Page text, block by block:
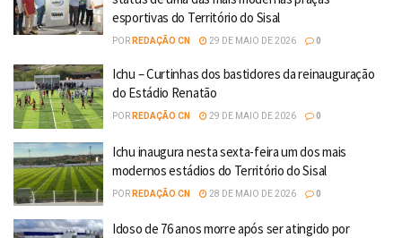
esportivas do Território do Sisal
POR REDAÇÃO CN 29 DE MAIO DE 2026 0
Ichu – Curtinhas dos bastidores da reinauguração
do Estádio Renatão
POR REDAÇÃO CN 29 DE MAIO DE 2026 0
Ichu inaugura nesta sexta-feira um dos mais
modernos estádios do Território do Sisal
POR REDAÇÃO CN 28 DE MAIO DE 2026 0
Idoso de 76 anos morre após ser atingido por